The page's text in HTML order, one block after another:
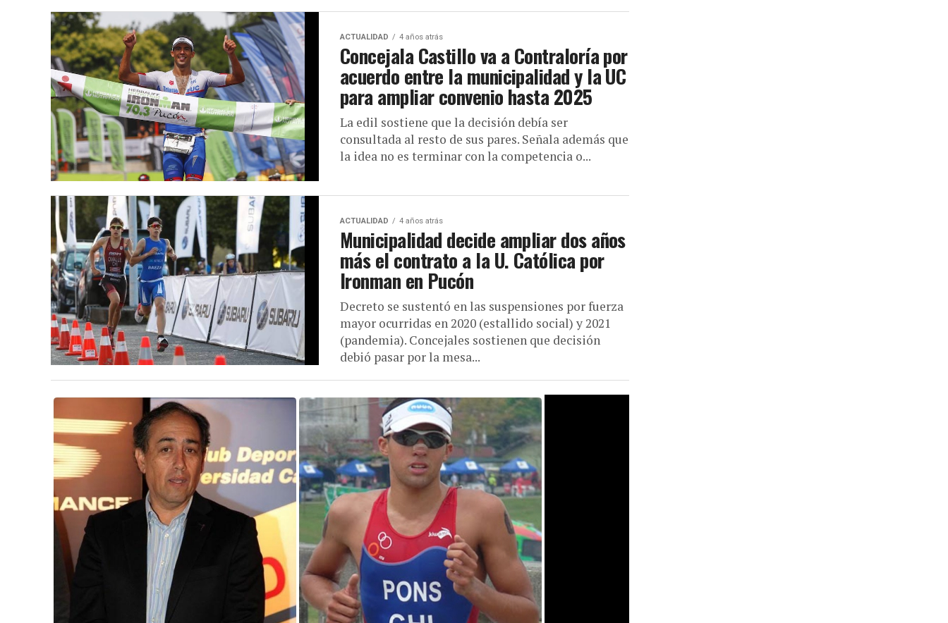
ACTUALIDAD 4 años atrás
Concejala Castillo va a Contraloría por
acuerdo entre la municipalidad y la UC
para ampliar convenio hasta 2025
La edil sostiene que la decisión debía ser
consultada al resto de sus pares. Señala además que
la idea no es terminar con la competencia o...
ACTUALIDAD 4 años atrás
Municipalidad decide ampliar dos años
más el contrato a la U. Católica por
Ironman en Pucón
Decreto se sustentó en las suspensiones por fuerza
mayor ocurridas en 2020 (estallido social) y 2021
(pandemia). Concejales sostienen que decisión
debió pasar por la mesa...